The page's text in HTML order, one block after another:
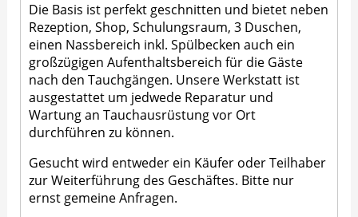
Die Basis ist perfekt geschnitten und bietet neben
Rezeption, Shop, Schulungsraum, 3 Duschen,
einen Nassbereich inkl. Spülbecken auch ein
großzügigen Aufenthaltsbereich für die Gäste
nach den Tauchgängen. Unsere Werkstatt ist
ausgestattet um jedwede Reparatur und
Wartung an Tauchausrüstung vor Ort
durchführen zu können.
Gesucht wird entweder ein Käufer oder Teilhaber
zur Weiterführung des Geschäftes. Bitte nur
ernst gemeine Anfragen.